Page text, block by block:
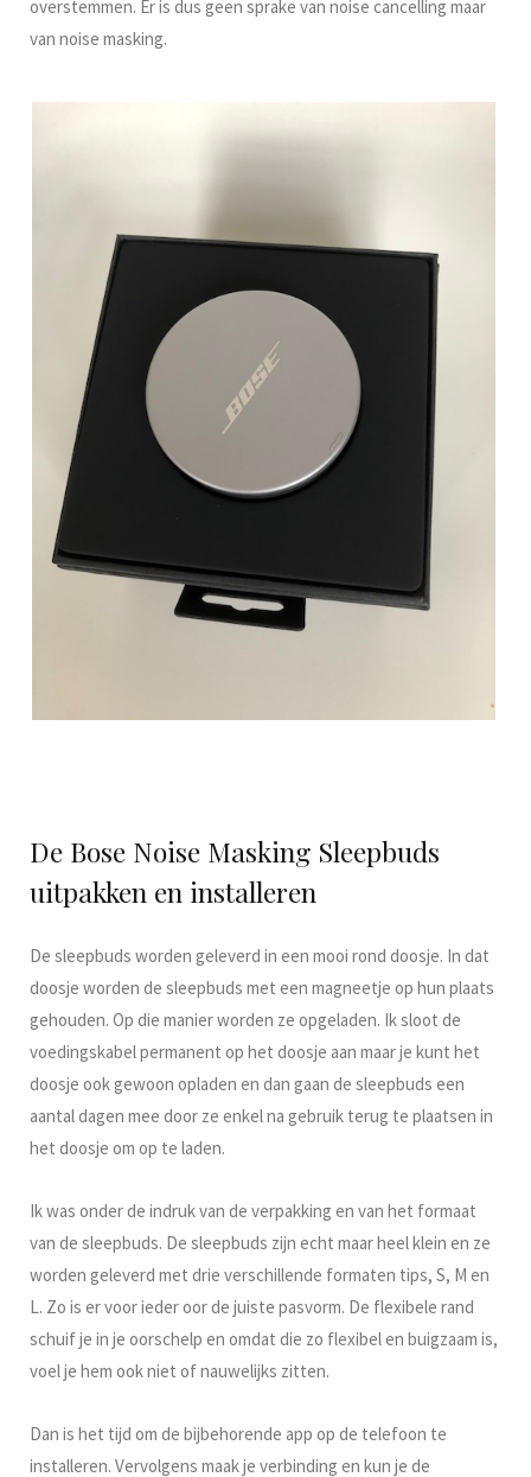
overstemmen. Er is dus geen sprake van noise cancelling maar
van noise masking.
De Bose Noise Masking Sleepbuds
uitpakken en installeren
De sleepbuds worden geleverd in een mooi rond doosje. In dat
doosje worden de sleepbuds met een magneetje op hun plaats
gehouden. Op die manier worden ze opgeladen. Ik sloot de
voedingskabel permanent op het doosje aan maar je kunt het
doosje ook gewoon opladen en dan gaan de sleepbuds een
aantal dagen mee door ze enkel na gebruik terug te plaatsen in
het doosje om op te laden.
Ik was onder de indruk van de verpakking en van het formaat
van de sleepbuds. De sleepbuds zijn echt maar heel klein en ze
worden geleverd met drie verschillende formaten tips, S, M en
L. Zo is er voor ieder oor de juiste pasvorm. De flexibele rand
schuif je in je oorschelp en omdat die zo flexibel en buigzaam is,
voel je hem ook niet of nauwelijks zitten.
Dan is het tijd om de bijbehorende app op de telefoon te
installeren. Vervolgens maak je verbinding en kun je de